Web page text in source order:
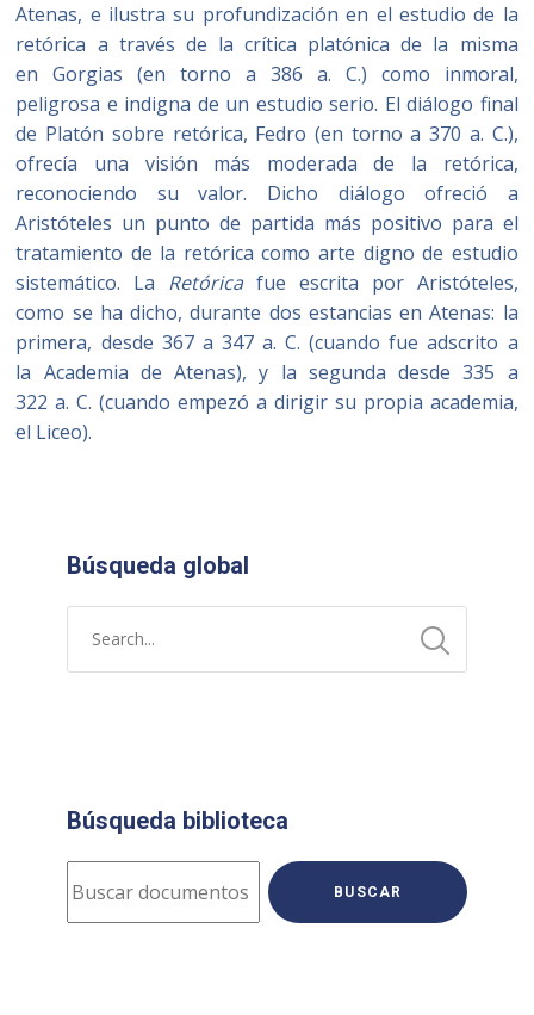
Atenas, e ilustra su profundización en el estudio de la
retórica a través de la crítica platónica de la misma
en Gorgias (en torno a 386 a. C.) como inmoral,
peligrosa e indigna de un estudio serio. El diálogo final
de Platón sobre retórica, Fedro (en torno a 370 a. C.),
ofrecía una visión más moderada de la retórica,
reconociendo su valor. Dicho diálogo ofreció a
Aristóteles un punto de partida más positivo para el
tratamiento de la retórica como arte digno de estudio
sistemático. La Retórica fue escrita por Aristóteles,
como se ha dicho, durante dos estancias en Atenas: la
primera, desde 367 a 347 a. C. (cuando fue adscrito a
la Academia de Atenas), y la segunda desde 335 a
322 a. C. (cuando empezó a dirigir su propia academia,
el Liceo).
Búsqueda global
Búsqueda biblioteca
BUSCAR